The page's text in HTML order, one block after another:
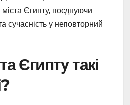
Єгипту, поєднуючи
сучасність у неповторний
Єгипту такі